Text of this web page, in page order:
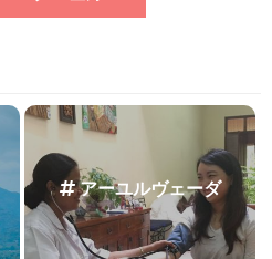
アーユルヴェーダ